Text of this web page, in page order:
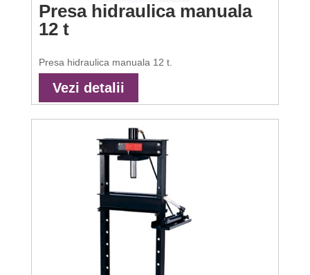
Presa hidraulica manuala
12 t
Presa hidraulica manuala 12 t.
Vezi detalii